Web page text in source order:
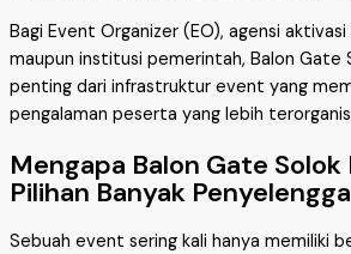
Bagi Event Organizer (EO), agensi
maupun institusi pemerintah, Balon Gate
penting dari infrastruktur event yang
pengalaman peserta yang lebih
Mengapa Balon Gate
Pilihan Banyak
Sebuah event sering kali hanya memiliki